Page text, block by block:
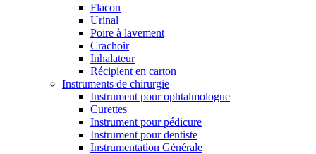
Flacon
Urinal
Poire à lavement
Crachoir
Inhalateur
Récipient en carton
Instruments de chirurgie
Instrument pour ophtalmologue
Curettes
Instrument pour pédicure
Instrument pour dentiste
Instrumentation Générale